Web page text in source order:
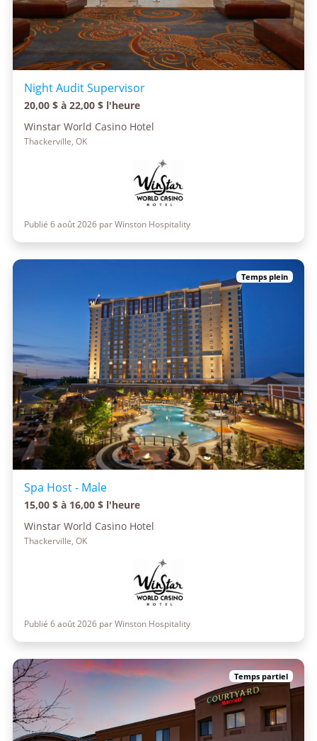
Night Audit Supervisor
20,00 $ à 22,00 $ l'heure
Winstar World Casino Hotel
Thackerville, OK
Publié 6 août 2026 par Winston Hospitality
Temps plein
Spa Host - Male
15,00 $ à 16,00 $ l'heure
Winstar World Casino Hotel
Thackerville, OK
Publié 6 août 2026 par Winston Hospitality
Temps partiel